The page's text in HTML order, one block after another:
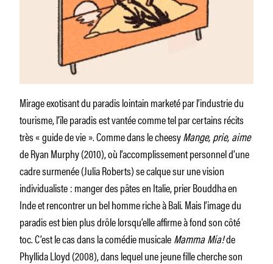
Mirage exotisant du paradis lointain marketé par l’industrie du
tourisme, l’île paradis est vantée comme tel par certains récits
très « guide de vie ». Comme dans le cheesyMange, prie, aime
de Ryan Murphy (2010), où l’accomplissement personnel d’une
cadre surmenée (Julia Roberts) se calque sur une vision
individualiste : manger des pâtes en Italie, prier Bouddha en
Inde et rencontrer un bel homme riche à Bali. Mais l’image du
paradis est bien plus drôle lorsqu’elle affirme à fond son côté
toc. C’est le cas dans la comédie musicaleMamma Mia!de
Phyllida Lloyd (2008), dans lequel une jeune fille cherche son